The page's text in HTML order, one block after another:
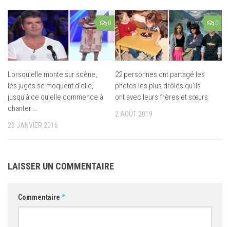
0
Lorsqu’elle monte sur scène,
les juges se moquent d’elle,
jusqu’à ce qu’elle commence à
chanter …
23 JANVIER 2016
0
22 personnes ont partagé les
photos les plus drôles qu’ils
ont avec leurs frères et sœurs
2 AOÛT 2019
LAISSER UN COMMENTAIRE
Commentaire *